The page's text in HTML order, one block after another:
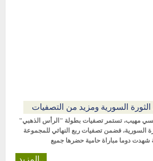
مهيب، تستمر تصفيات بطولة "الرأس الذهبي"
السورية، فضمن تصفيات ربع النهائي للمجموعة
شهدت دوما مباراة حامية حضرها جميع